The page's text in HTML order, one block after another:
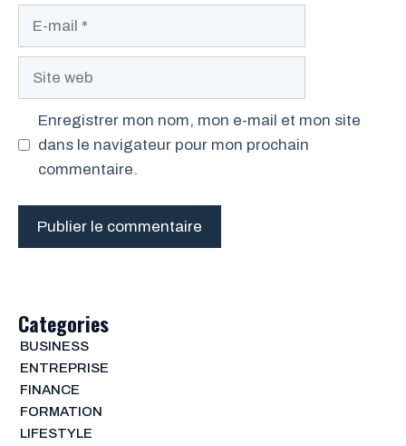
Site
Enregistrer mon nom, mon e-mail et mon site
dans le navigateur pour mon prochain
commentaire.
Categories
BUSINESS
ENTREPRISE
FINANCE
FORMATION
LIFESTYLE